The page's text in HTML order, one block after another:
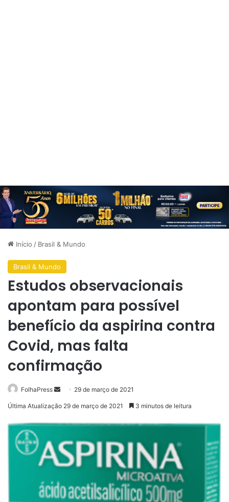
Início / Brasil & Mundo
Brasil & Mundo
Estudos observacionais
apontam para possível
benefício da aspirina contra
Covid, mas falta
confirmação
FolhaPress
Mande
mail
29 de março de 2021
Última Atualização 29 de março de 2021 3 minutos de leitura